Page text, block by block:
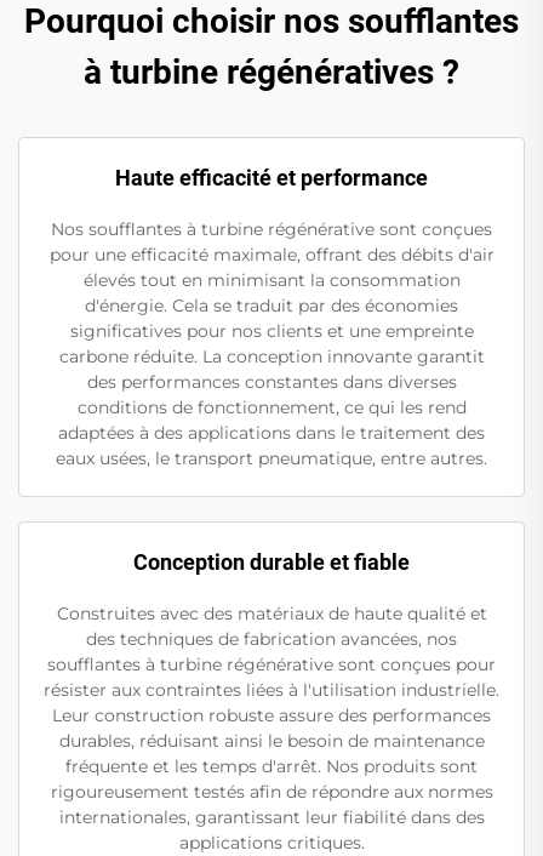
Pourquoi choisir nos soufflantes
à turbine régénératives ?
Haute efficacité et performance
Nos soufflantes à turbine régénérative sont conçues
pour une efficacité maximale, offrant des débits d'air
élevés tout en minimisant la consommation
d'énergie. Cela se traduit par des économies
significatives pour nos clients et une empreinte
carbone réduite. La conception innovante garantit
des performances constantes dans diverses
conditions de fonctionnement, ce qui les rend
adaptées à des applications dans le traitement des
eaux usées, le transport pneumatique, entre autres.
Conception durable et fiable
Construites avec des matériaux de haute qualité et
des techniques de fabrication avancées, nos
soufflantes à turbine régénérative sont conçues pour
résister aux contraintes liées à l'utilisation industrielle.
Leur construction robuste assure des performances
durables, réduisant ainsi le besoin de maintenance
fréquente et les temps d'arrêt. Nos produits sont
rigoureusement testés afin de répondre aux normes
internationales, garantissant leur fiabilité dans des
applications critiques.